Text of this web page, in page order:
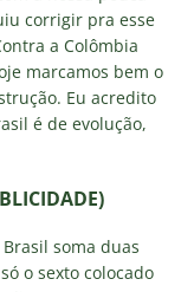
corrigir pra esse
a Colômbia
marcamos bem o
Eu acredito
é de evolução,
soma duas
o sexto colocado